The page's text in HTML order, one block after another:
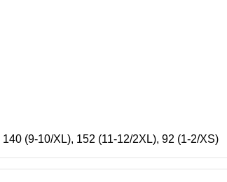
140 (9-10/XL), 152 (11-12/2XL), 92 (1-2/XS)